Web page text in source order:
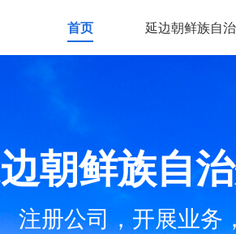
首页 延边朝鲜族自
朝鲜族自
注册公司，开展业务